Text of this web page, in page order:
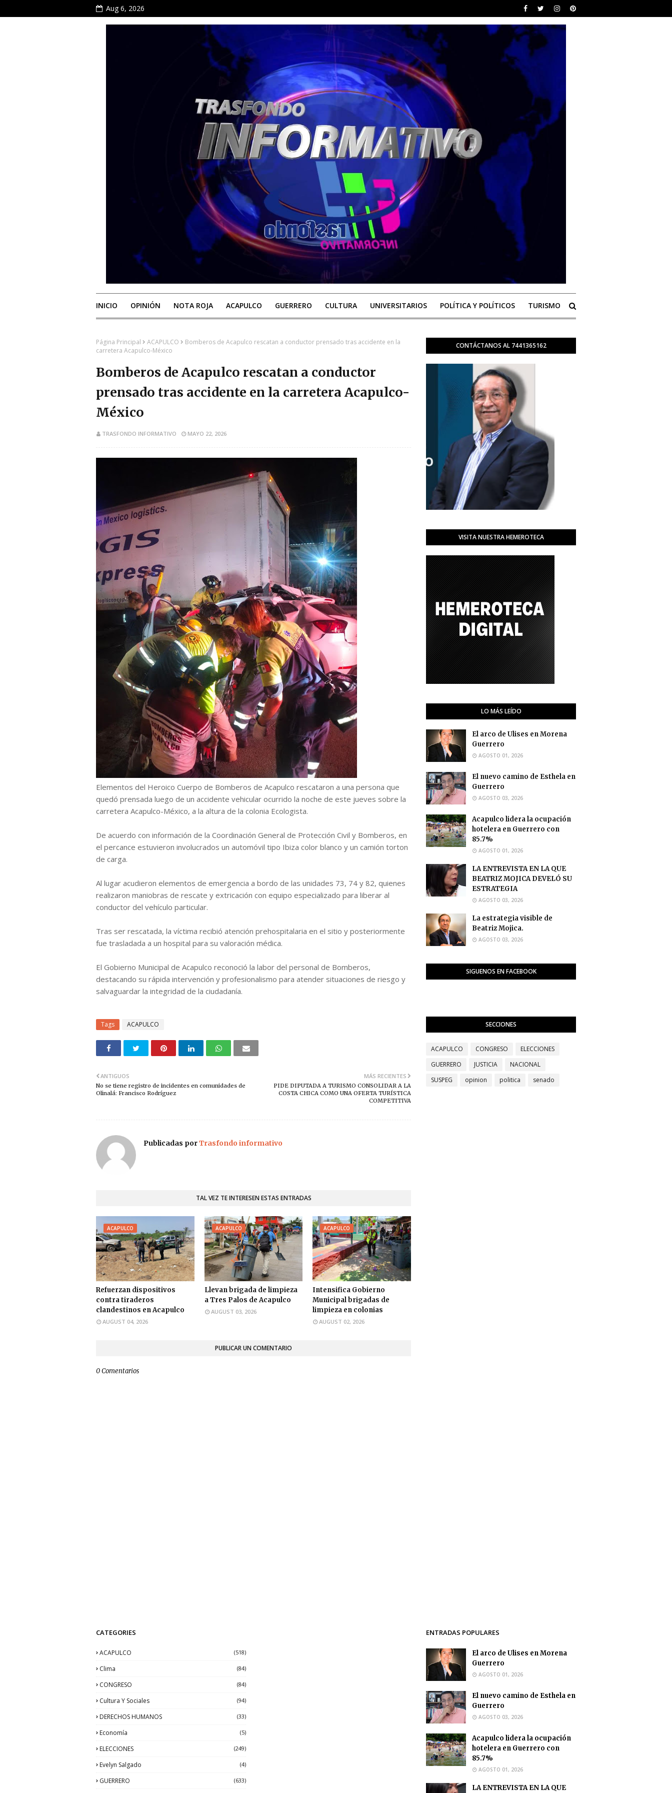
Aug 6, 2026
INICIO OPINIÓN NOTA ROJA ACAPULCO GUERRERO CULTURA UNIVERSITARIOS POLÍTICA Y POLÍTICOS TURISMO
Página Principal ACAPULCO
Bomberos de Acapulco rescatan a conductor prensado tras accidente en la
carretera Acapulco-México
Bomberos de Acapulco rescatan a conductor
prensado tras accidente en la carretera Acapulco-
México
TRASFONDO INFORMATIVO MAYO 22, 2026
Elementos del Heroico Cuerpo de Bomberos de Acapulco rescataron a una persona que
quedó prensada luego de un accidente vehicular ocurrido la noche de este jueves sobre la
carretera Acapulco-México, a la altura de la colonia Ecologista.
De acuerdo con información de la Coordinación General de Protección Civil y Bomberos, en
el percance estuvieron involucrados un automóvil tipo Ibiza color blanco y un camión torton
de carga.
Al lugar acudieron elementos de emergencia a bordo de las unidades 73, 74 y 82, quienes
realizaron maniobras de rescate y extricación con equipo especializado para liberar al
conductor del vehículo particular.
Tras ser rescatada, la víctima recibió atención prehospitalaria en el sitio y posteriormente
fue trasladada a un hospital para su valoración médica.
El Gobierno Municipal de Acapulco reconoció la labor del personal de Bomberos,
destacando su rápida intervención y profesionalismo para atender situaciones de riesgo y
salvaguardar la integridad de la ciudadanía.
Tags ACAPULCO
MÁS RECIENTES
PIDE DIPUTADA A TURISMO CONSOLIDAR A LA
COSTA CHICA COMO UNA OFERTA TURÍSTICA
COMPETITIVA
ANTIGUOS
No se tiene registro de incidentes en comunidades de
Olinalá: Francisco Rodríguez
Publicadas porTrasfondo informativo
TAL VEZ TE INTERESEN ESTAS ENTRADAS
ACAPULCO
Refuerzan dispositivos
contra tiraderos
clandestinos en Acapulco
AUGUST 04, 2026
ACAPULCO
Llevan brigada de limpieza
a Tres Palos de Acapulco
AUGUST 03, 2026
ACAPULCO
Intensifica Gobierno
Municipal brigadas de
limpieza en colonias
AUGUST 02, 2026
PUBLICAR UN COMENTARIO
0 Comentarios
CONTÁCTANOS AL 7441365162
VISITA NUESTRA HEMEROTECA
LO MÁS LEÍDO
El arco de Ulises en Morena
Guerrero
AGOSTO 01, 2026
El nuevo camino de Esthela en
Guerrero
AGOSTO 03, 2026
Acapulco lidera la ocupación
hotelera en Guerrero con
85.7%
AGOSTO 01, 2026
LA ENTREVISTA EN LA QUE
BEATRIZ MOJICA DEVELÓ SU
ESTRATEGIA
AGOSTO 03, 2026
La estrategia visible de
Beatriz Mojica.
AGOSTO 03, 2026
SIGUENOS EN FACEBOOK
SECCIONES
ACAPULCO CONGRESO
ELECCIONES
GUERRERO
JUSTICIA
NACIONAL
SUSPEG
opinion politica senado
CATEGORIES
ACAPULCO (518)
Clima (84)
CONGRESO (84)
Cultura Y Sociales (94)
DERECHOS HUMANOS (33)
Economía (5)
ELECCIONES (249)
Evelyn Salgado (4)
GUERRERO (633)
ENTRADAS POPULARES
El arco de Ulises en Morena
Guerrero
AGOSTO 01, 2026
El nuevo camino de Esthela en
Guerrero
AGOSTO 03, 2026
Acapulco lidera la ocupación
hotelera en Guerrero con
85.7%
AGOSTO 01, 2026
LA ENTREVISTA EN LA QUE